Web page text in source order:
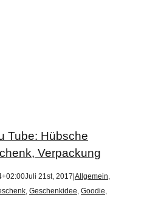
Tube: Hübsche
Verpackung
Juli 21st, 2017 Allgemein,
, Geschenkidee, Goodie,